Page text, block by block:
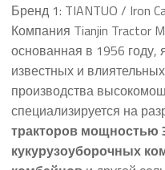
Бренд 1: TIANTUO / Iron
Компания Tianjin Tractor
основанная в 1956
известных и
производства
специализируется на
тракторов мощностью
кукурузоуборочных